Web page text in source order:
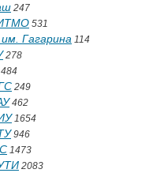
247
531
Гагарина 114
278
249
462
1654
946
1473
2083